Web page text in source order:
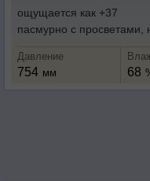
ощущается как +37
пасмурно с просветами,
Давление
754 мм 68